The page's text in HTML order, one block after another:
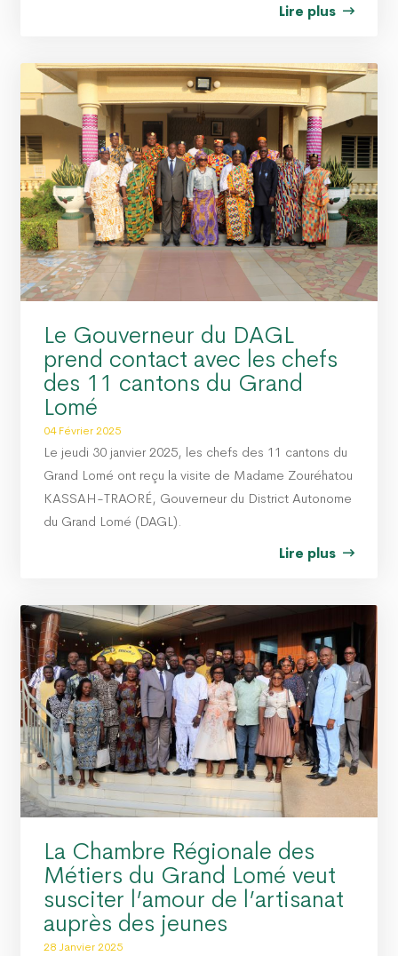
Lire plus
Le Gouverneur du DAGL
prend contact avec les chefs
des 11 cantons du Grand
Lomé
04 Février 2025
Le jeudi 30 janvier 2025, les chefs des 11 cantons du
Grand Lomé ont reçu la visite de Madame Zouréhatou
KASSAH-TRAORÉ, Gouverneur du District Autonome
du Grand Lomé (DAGL).
Lire plus
La Chambre Régionale des
Métiers du Grand Lomé veut
susciter l’amour de l’artisanat
auprès des jeunes
28 Janvier 2025